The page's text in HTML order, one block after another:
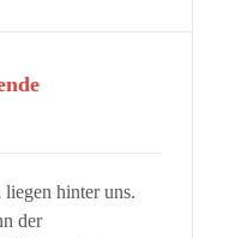
hinter uns.
der